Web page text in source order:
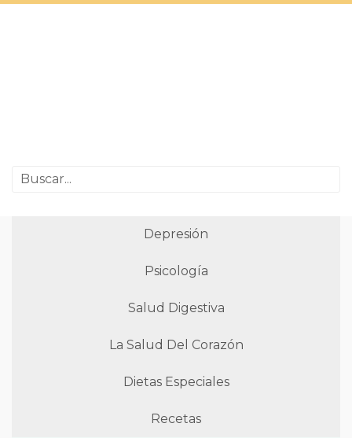
Depresión
Psicología
Salud Digestiva
La Salud Del Corazón
Dietas Especiales
Recetas